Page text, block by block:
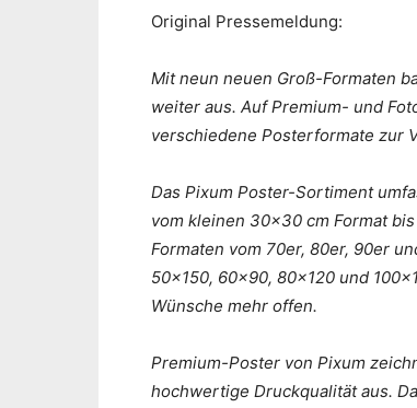
Original Pressemeldung:
Mit neun neuen Groß-Formaten
weiter aus. Auf Premium- und
verschiedene Posterformate zur
Das Pixum Poster-Sortiment
vom kleinen 30×30 cm Format
Formaten vom 70er, 80er, 90er
50×150, 60×90, 80×120 und
Wünsche mehr offen.
Premium-Poster von Pixum
hochwertige Druckqualität aus.